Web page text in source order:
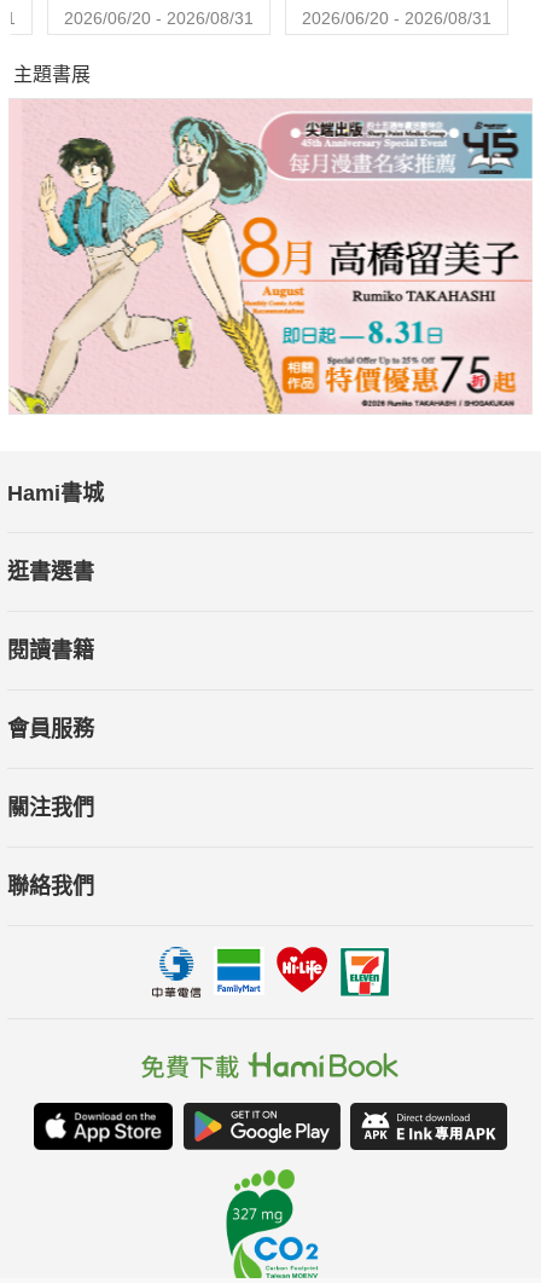
2026/06/20 - 2026/08/31 2026/06/20 - 2026/08/31
主題書展
Hami書城
逛書選書
閱讀書籍
會員服務
關注我們
聯絡我們